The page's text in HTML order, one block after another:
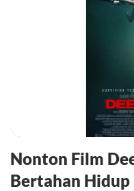
Nonton Film
Bertahan